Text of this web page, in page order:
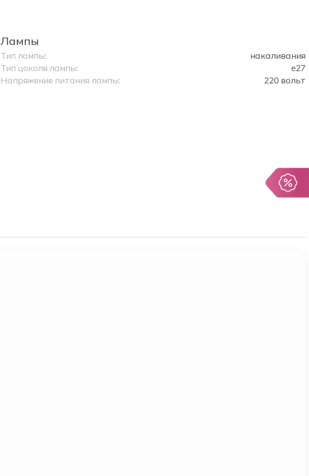
Лампы
Тип лампы:
накаливания
Тип цоколя лампы:
e27
Напряжение питания лампы:
220 вольт